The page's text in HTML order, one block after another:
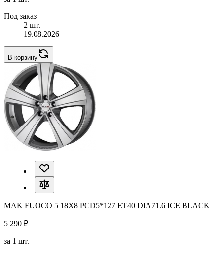
Под заказ
2 шт.
19.08.2026
В корзину
MAK FUOCO 5 18X8 PCD5*127 ET40 DIA71.6 ICE BLACK
5 290 ₽
за 1 шт.